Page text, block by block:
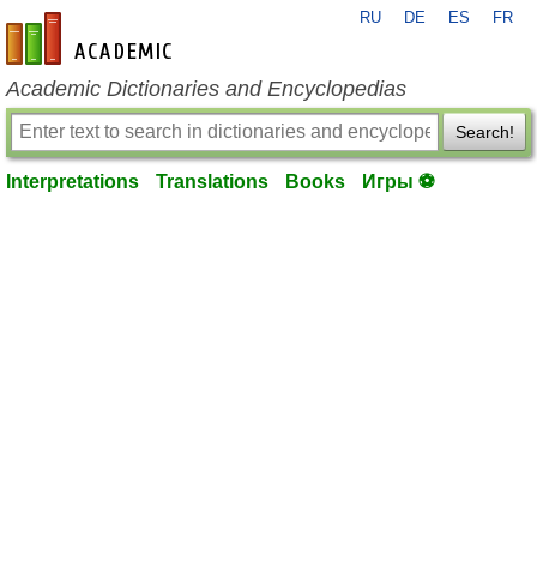
en-academic.com
RU DE ES FR
Academic Dictionaries and Encyclopedias
Search!
Interpretations Translations Books Игры ⚽